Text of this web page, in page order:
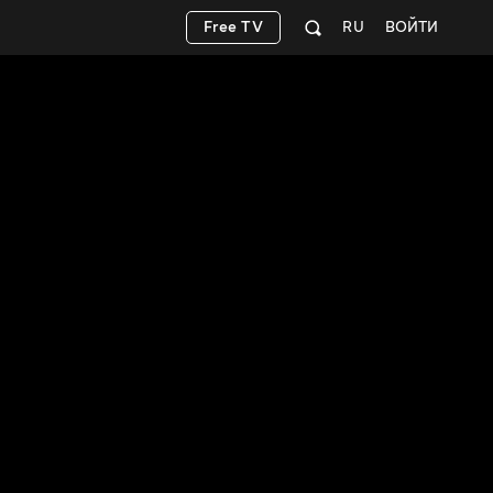
ВОЙТИ
RU
Free TV